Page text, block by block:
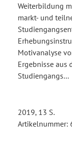
Weiterbildung
markt- und
Motivanalyse
Ergebnisse aus
Studiengangs…
2019, 13 S.
Artikelnummer: